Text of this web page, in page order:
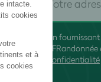
En
confidentialité
intacte.
cookies
et à
cookies